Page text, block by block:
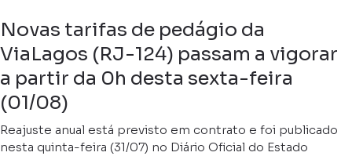
Novas tarifas de pedágio da
ViaLagos (RJ-124) passam a vigorar
a partir da 0h desta sexta-feira
(01/08)
Reajuste anual está previsto em contrato e foi publicado
nesta quinta-feira (31/07) no Diário Oficial do Estado